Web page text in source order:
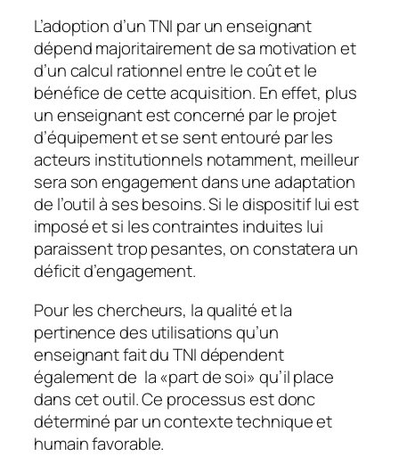
L’adoption d’un TNI par un enseignant
dépend majoritairement de sa motivation et
d’un calcul rationnel entre le coût et le
bénéfice de cette acquisition. En effet, plus
un enseignant est concerné par le projet
d’équipement et se sent entouré par les
acteurs institutionnels notamment, meilleur
sera son engagement dans une adaptation
de l’outil à ses besoins. Si le dispositif lui est
imposé et si les contraintes induites lui
paraissent trop pesantes, on constatera un
déficit d’engagement.
Pour les chercheurs, la qualité et la
pertinence des utilisations qu’un
enseignant fait du TNI dépendent
également de la «part de soi» qu’il place
dans cet outil. Ce processus est donc
déterminé par un contexte technique et
humain favorable.